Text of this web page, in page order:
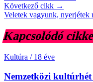
Következő cikk →
Veletek vagyunk, nyerjétek
Kapcsolódó
Kultúra / 18 éve
Nemzetközi kultúrhét